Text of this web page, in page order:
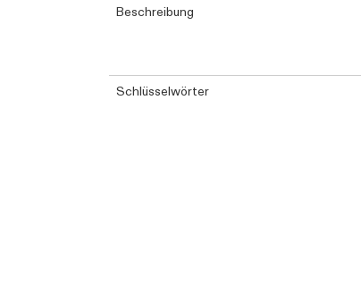
Beschreibung
Schlüsselwörter